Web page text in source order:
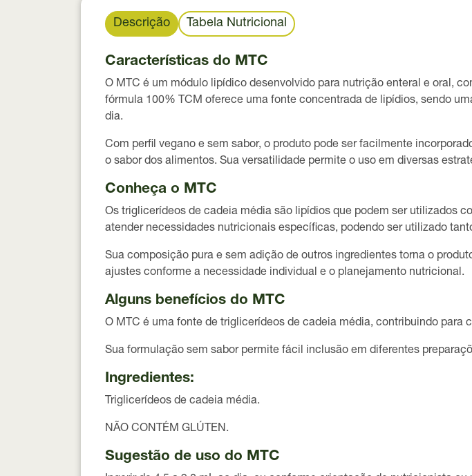
Descrição Tabela Nutricional
Características do MTC
O MTC é um módulo lipídico desenvolvido para nutrição enteral e oral,
fórmula 100% TCM oferece uma fonte concentrada de lipídios, sendo
dia.
Com perfil vegano e sem sabor, o produto pode ser facilmente
o sabor dos alimentos. Sua versatilidade permite o uso em diversas
Conheça o MTC
Os triglicerídeos de cadeia média são lipídios que podem ser utilizados
atender necessidades nutricionais específicas, podendo ser utilizado
Sua composição pura e sem adição de outros ingredientes torna o
ajustes conforme a necessidade individual e o planejamento nutricional.
Alguns benefícios do MTC
O MTC é uma fonte de triglicerídeos de cadeia média, contribuindo para
Sua formulação sem sabor permite fácil inclusão em diferentes
Ingredientes:
Triglicerídeos de cadeia média.
NÃO CONTÉM GLÚTEN.
Sugestão de uso do MTC